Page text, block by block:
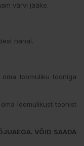
värvi jääke.
nahal.
loomuliku tooniga
loomulikust toonist
VÕID SAADA